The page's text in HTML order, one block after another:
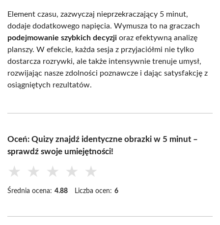
Element czasu, zazwyczaj nieprzekraczający 5 minut,
dodaje dodatkowego napięcia. Wymusza to na graczach
podejmowanie szybkich decyzji oraz efektywną analizę
planszy. W efekcie, każda sesja z przyjaciółmi nie tylko
dostarcza rozrywki, ale także intensywnie trenuje umysł,
rozwijając nasze zdolności poznawcze i dając satysfakcję z
osiągniętych rezultatów.
Oceń: Quizy znajdź identyczne obrazki w 5 minut –
sprawdź swoje umiejętności!
★ ★ ★ ★ ★
Średnia ocena: 4.88 Liczba ocen: 6